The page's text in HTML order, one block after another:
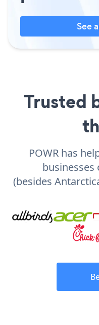
See
Trusted
POWR has
businesses
(besides